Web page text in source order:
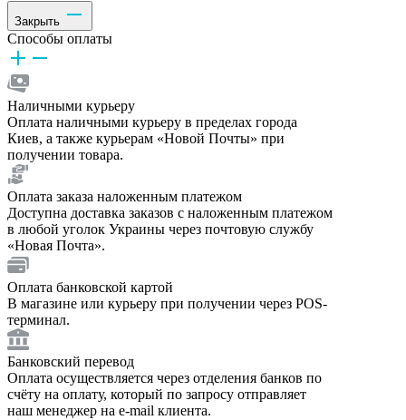
Закрыть
Способы оплаты
Наличными курьеру
Оплата наличными курьеру в пределах города
Киев, а также курьерам «Новой Почты» при
получении товара.
Оплата заказа наложенным платежом
Доступна доставка заказов с наложенным платежом
в любой уголок Украины через почтовую службу
«Новая Почта».
Оплата банковской картой
В магазине или курьеру при получении через POS-
терминал.
Банковский перевод
Оплата осуществляется через отделения банков по
счёту на оплату, который по запросу отправляет
наш менеджер на e-mail клиента.